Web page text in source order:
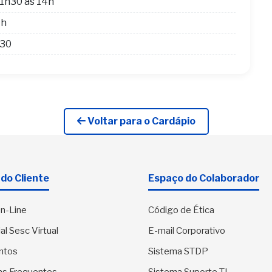
Voltar para o Cardápio
Cliente
Line
Sesc Virtual
Espaço do Colaborador
Código de Ética
E-mail Corporativo
Sistema STDP